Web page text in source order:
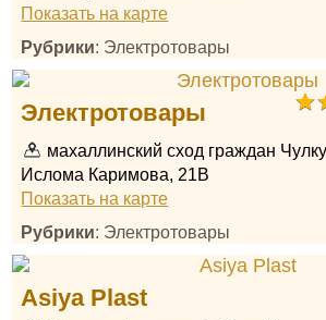
Показать на карте
Рубрики: Электротовары
Электротовары
махаллинский сход граждан
Ислома Каримова, 21B
Показать на карте
Рубрики: Электротовары
Asiya Plast